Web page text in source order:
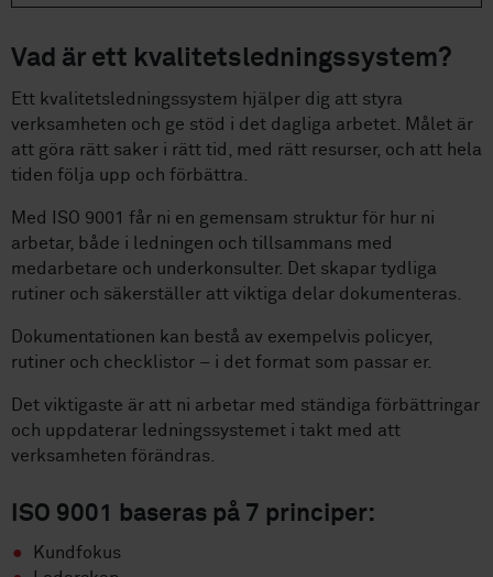
Vad är ett kvalitetsledningssystem?
Ett kvalitetsledningssystem hjälper dig att styra
verksamheten och ge stöd i det dagliga arbetet. Målet är
att göra rätt saker i rätt tid, med rätt resurser, och att hela
tiden följa upp och förbättra.
Med ISO 9001 får ni en gemensam struktur för hur ni
arbetar, både i ledningen och tillsammans med
medarbetare och underkonsulter. Det skapar tydliga
rutiner och säkerställer att viktiga delar dokumenteras.
Dokumentationen kan bestå av exempelvis policyer,
rutiner och checklistor – i det format som passar er.
Det viktigaste är att ni arbetar med ständiga förbättringar
och uppdaterar ledningssystemet i takt med att
verksamheten förändras.
ISO 9001 baseras på 7 principer:
Kundfokus